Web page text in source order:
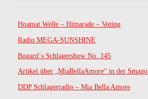
i
e
n
”
Hoamat Welle – Hitparade – Voting
Radio MEGA-SUNSHINE
Bogard´s Schlagershow No. 145
Artikel über „MiaBellaAmore“ in der Smago
DDP Schlagerradio – Mia Bella Amore